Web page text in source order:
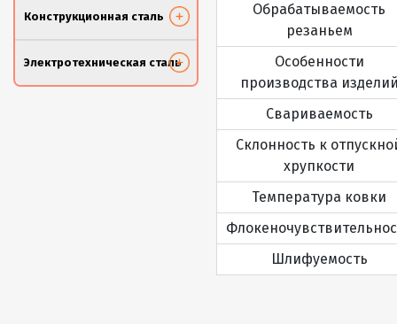
Конструкционная сталь
Электротехническая сталь
Обрабатываемость
резаньем
Особенности
производства
Свариваемость
Склонность к
хрупкости
Температура ковки
Шлифуемость